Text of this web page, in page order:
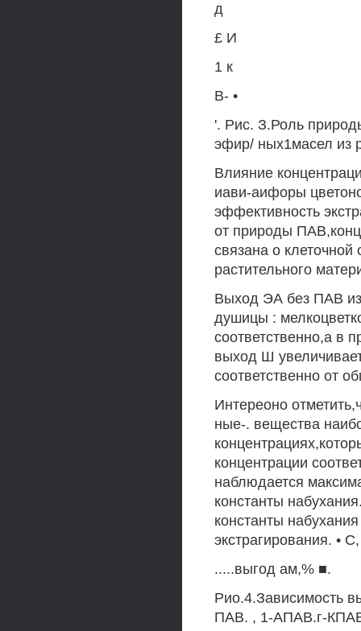
д
£ И
1 к
В- •
'. Рис. З.Роль
эфир/ ных1масел из
Влияние
иави-аифоры
эффективность
от природы
связана о
растительного
Выход ЭА без ПАВ
душицы :
соответственно,а в
выход Ш
соответственно от
Интереоно
ные-. вещества
концентрации
наблюдается
константы
константы
экстрагирования. •
.....выгод ам,% ■.
Рио.4.Зависимость
ПАВ. , 1-АПАВ.г-